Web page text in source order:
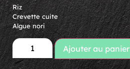
Riz
Crevette cuite
Algue nori
Ajouter au panier